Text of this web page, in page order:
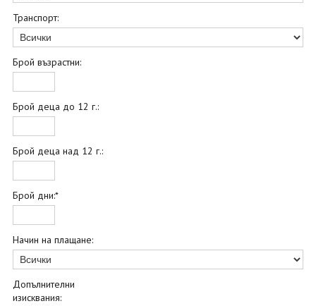
Транспорт:
Брой възрастни:
Брой деца до 12 г.:
Брой деца над 12 г.:
Брой дни:*
Начин на плащане:
Допълнителни
изисквания: